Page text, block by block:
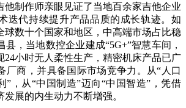
他制作师亲眼见证了当地百余家吉他企业
迭代持续提升产品品质的成长轨迹。如
球数十个国家和地区，中高端市场占比稳
，当地数控企业建成“5G+”智慧车间，
24小时无人柔性生产，精密机床产品已广
厂商，并具备国际市场竞争力。从“人口
”，从“中国制造”迈向“中国智造”，凭借
展的内生动力不断增强。